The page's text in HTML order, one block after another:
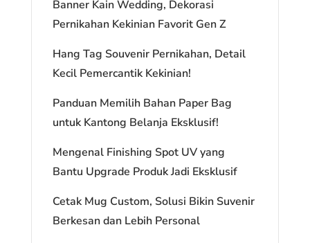
Banner Kain Wedding, Dekorasi
Pernikahan Kekinian Favorit Gen Z
Hang Tag Souvenir Pernikahan, Detail
Kecil Pemercantik Kekinian!
Panduan Memilih Bahan Paper Bag
untuk Kantong Belanja Eksklusif!
Mengenal Finishing Spot UV yang
Bantu Upgrade Produk Jadi Eksklusif
Cetak Mug Custom, Solusi Bikin Suvenir
Berkesan dan Lebih Personal